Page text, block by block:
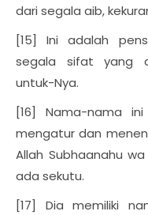
dari segala aib,
[15] Ini adalah
segala sifat yang
untuk-Nya.
[16] Nama-nama
mengatur dan
Allah Subhaanahu
ada sekutu.
[17] Dia memiliki